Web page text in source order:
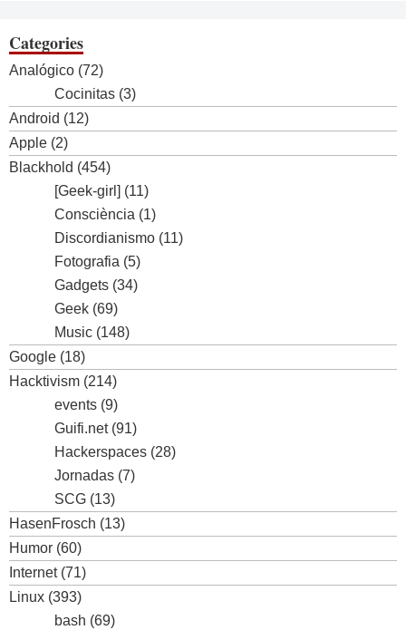
Categories
Analógico (72)
Cocinitas (3)
Android (12)
Apple (2)
Blackhold (454)
[Geek-girl] (11)
Consciència (1)
Discordianismo (11)
Fotografia (5)
Gadgets (34)
Geek (69)
Music (148)
Google (18)
Hacktivism (214)
events (9)
Guifi.net(91)
Hackerspaces (28)
Jornadas (7)
SCG (13)
HasenFrosch (13)
Humor (60)
Internet(71)
Linux (393)
bash (69)